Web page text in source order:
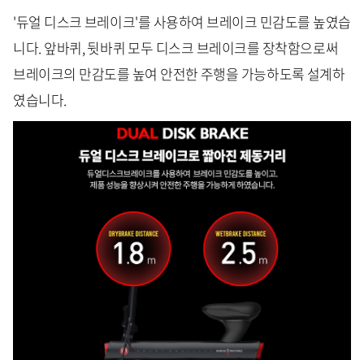
'듀얼 디스크 브레이크'를 사용하여 브레이크 민감도를 높였습
니다. 앞바퀴, 뒷바퀴 모두 디스크 브레이크를 장착함으로써
브레이크의 만감도를 높여 안전한 주행을 가능하도록 설계하
였습니다.